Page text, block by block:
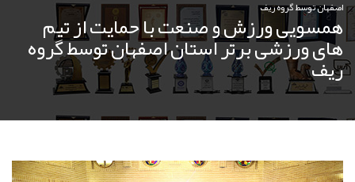
اصفهان توسط گروه ریف
همسویی ورزش و صنعت با حمایت از تیم
های ورزشی برتر استان اصفهان توسط گروه
ریف